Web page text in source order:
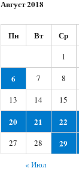
Август 2018
Пн Вт Ср
1
6
7 8
13
14 15
20 21 22
27
28 29
« Июл